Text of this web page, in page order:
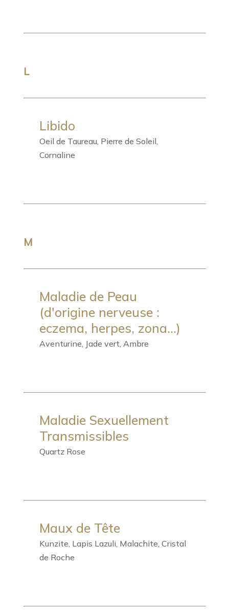
L
Libido
Oeil de Taureau, Pierre de Soleil,
Cornaline
M
Maladie de Peau
(d'origine nerveuse :
eczema, herpes, zona...)
Aventurine, Jade vert, Ambre
Maladie Sexuellement
Transmissibles
Quartz Rose
Maux de Tête
Kunzite, Lapis Lazuli, Malachite, Cristal
de Roche